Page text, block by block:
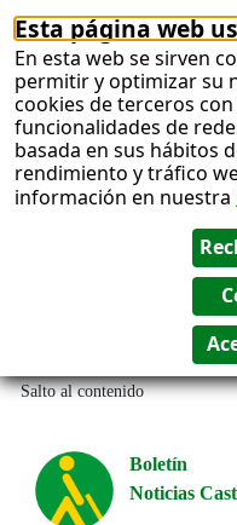
Esta página web
En esta web se sirven
permitir y optimizar su
cookies de terceros
funcionalidades de
basada en sus hábitos
rendimiento y tráfico
información en nuestra
Salto al contenido
Boletín
Noticias